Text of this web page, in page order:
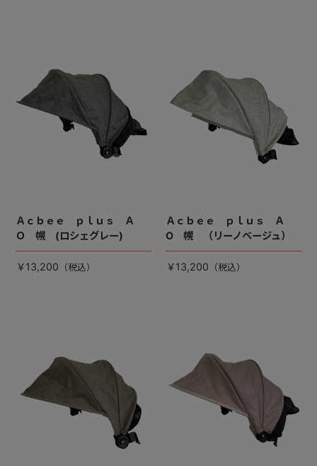
Ａｃｂｅｅ ｐｌｕｓ Ａ
Ｏ 幌 (ロシェグレー)
￥13,200
Ａｃｂｅｅ ｐｌｕｓ Ａ
O 幌 （リーノベージュ）
￥13,200